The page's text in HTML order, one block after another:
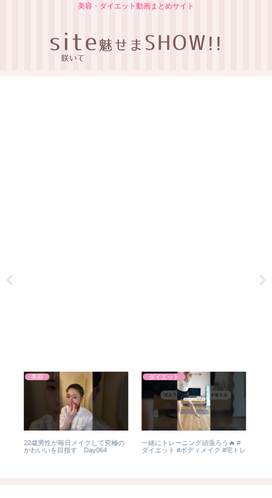
美容・ダイエット動画まとめサイト
美容
22歳男性が毎日メイクして究極の
かわいいを目指す Day064
ダイエット
一緒にトレーニング頑張ろう🔥 #
ダイエット #ボディメイク #宅トレ